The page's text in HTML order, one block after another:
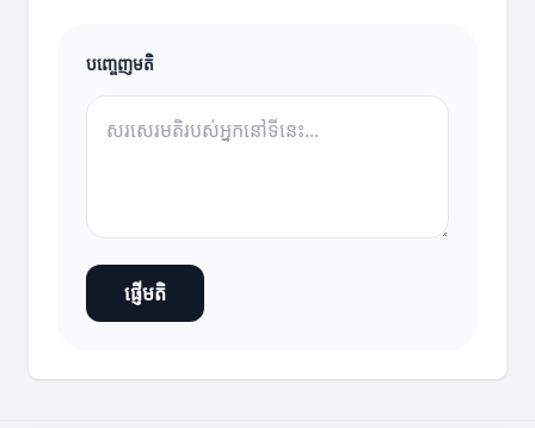
បញ្ចេញមតិ
ផ្ញើមតិ